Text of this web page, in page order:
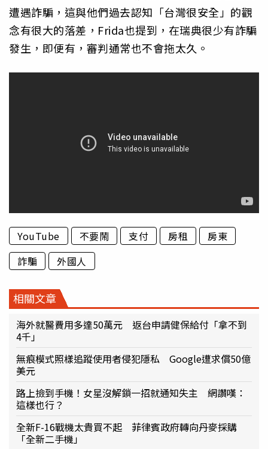
遭遇詐騙，這與他們過去認知「台灣很安全」的觀
念有很大的落差，Frida也提到，在瑞典很少有詐騙
發生，即便有，審判通常也不會拖太久。
YouTube 不要鬧 支付 房租
房東
詐騙
外國人
相關文章
海外就醫費用多達50萬元 返台申請健保給付「拿不到
4千」
無痕模式照樣追蹤使用者侵犯隱私 Google遭求償50億
美元
路上撿到手機！女星沒解鎖一招就通知失主 網讚嘆：
這樣也行？
全新F-16戰機太貴買不起 菲律賓政府轉向丹麥採購
「全新二手機」